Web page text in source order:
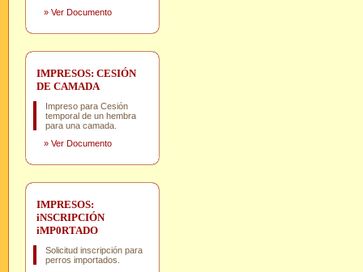
» Ver Documento
IMPRESOS: CESIÓN
DE CAMADA
Impreso para Cesión
temporal de un hembra
para una camada.
» Ver Documento
IMPRESOS:
iNSCRIPCIÓN
iMP0RTADO
Solicitud inscripción para
perros importados.